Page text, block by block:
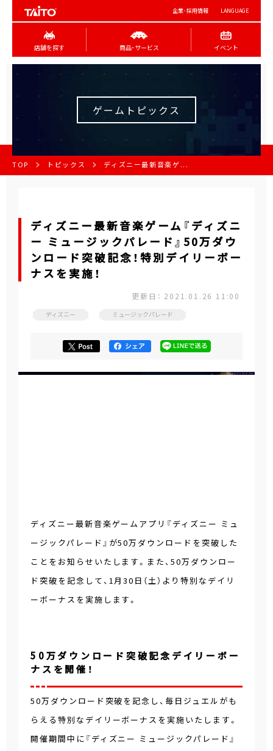
企業･採用情報 LANGUAGE
店舗を探す 商品･サービス イベント
ゲームトピックス
TOP トピックス ディズニー最新音楽ゲ...
ディズニー最新音楽ゲーム『ディズニ
ー ミュージックパレード』50万ダウ
ンロード突破記念！特別デイリーボー
ナスを実施！
更新日： 2021.01.26 11:00
ディズニー ミュージックパレード
ディズニー最新音楽ゲームアプリ『ディズニー ミュ
ージックパレード』が50万ダウンロードを突破した
ことをお知らせいたします。また、50万ダウンロー
ド突破を記念して、1月30日（土）より特別なデイリ
ーボーナスを実施します。
50万ダウンロード突破記念デイリーボー
ナスを開催！
50万ダウンロード突破を記念し、毎日ジュエルがも
らえる特別なデイリーボーナスを実施いたします。
開催期間中に『ディズニー ミュージックパレード』